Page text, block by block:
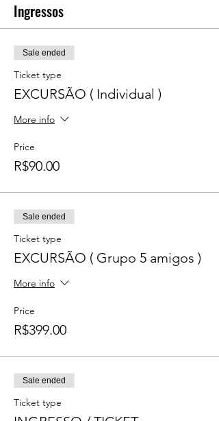
Ingressos
Sale ended
Ticket type
EXCURSÃO ( Individual )
More info
Price
R$90.00
Sale ended
Ticket type
EXCURSÃO ( Grupo 5 amigos )
More info
Price
R$399.00
Sale ended
Ticket type